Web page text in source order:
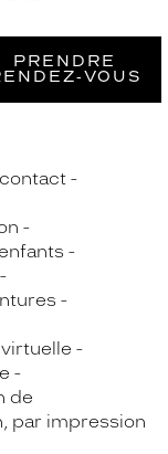
PRENDRE
de
par impression